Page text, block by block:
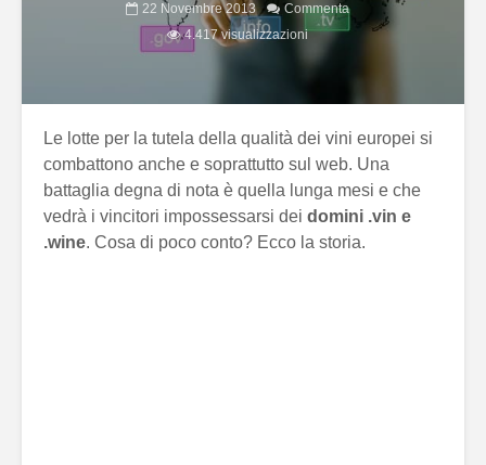
22 Novembre 2013
Commenta
4.417 visualizzazioni
Le lotte per la tutela della qualità dei vini europei si
combattono anche e soprattutto sul web. Una
battaglia degna di nota è quella lunga mesi e che
vedrà i vincitori impossessarsi dei domini .vin e
.wine. Cosa di poco conto? Ecco la storia.